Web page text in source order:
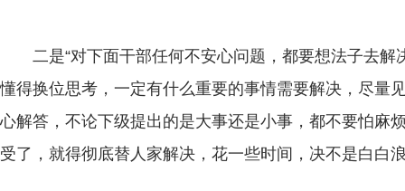
二是“对下面干部任何不安心问题，都要想法子去解
懂得换位思考，一定有什么重要的事情需要解决，尽量
心解答，不论下级提出的是大事还是小事，都不要怕麻
受了，就得彻底替人家解决，花一些时间，决不是白白